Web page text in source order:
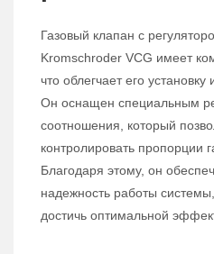
Газовый клапан с
Kromschroder VCG имеет
что облегчает его
Он оснащен специальным
соотношения, который
контролировать пропорции
Благодаря этому, он
надежность работы
достичь оптимальной